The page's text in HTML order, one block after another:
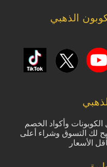
الذهبي
وأكواد الخصم
لك التسوق وشراء أعلى
الأسعار